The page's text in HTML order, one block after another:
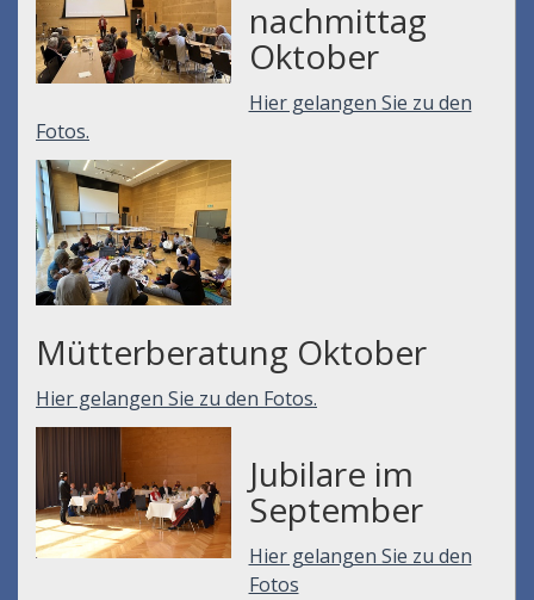
nachmittag
Oktober
Hier gelangen Sie zu den
Fotos.
Mütterberatung Oktober
Hier gelangen Sie zu den Fotos.
Jubilare im
September
Hier gelangen Sie zu den
Fotos